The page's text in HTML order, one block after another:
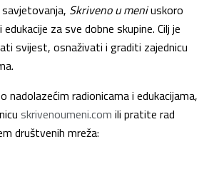
Skriveno u meniuskoro
za sve dobne skupine. Cilj je
svijest, osnaživati i graditi zajednicu
nadolazećim radionicama i edukacijama,
skrivenoumeni.com ili pratite rad
društvenih mreža: